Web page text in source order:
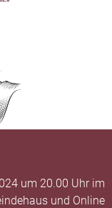
um 20.00 Uhr im
und Online